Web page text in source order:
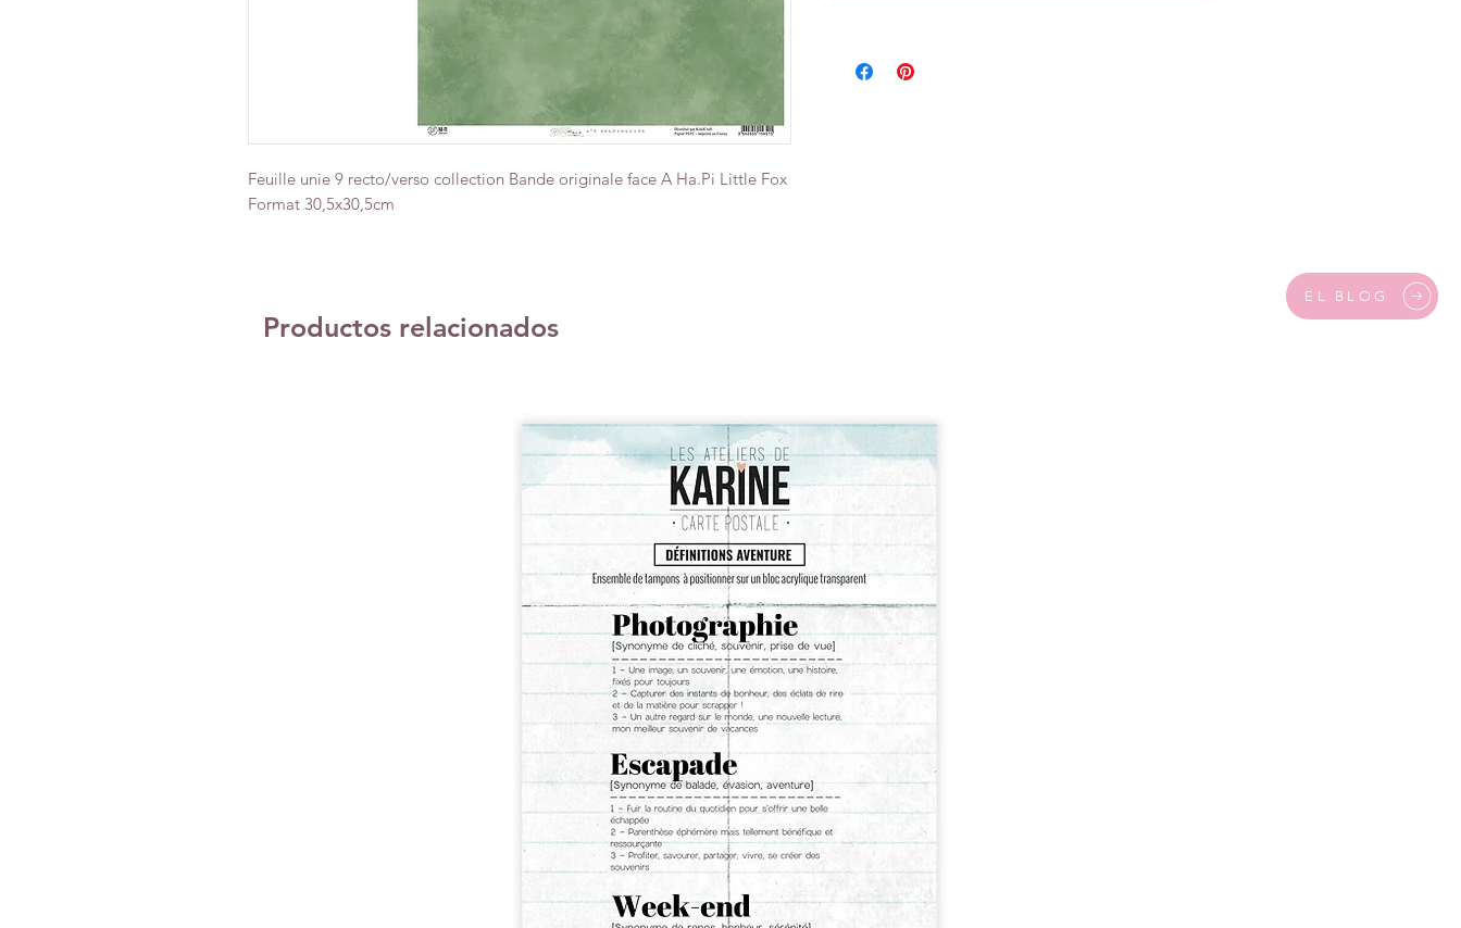
EL BLOG
Feuille unie 9 recto/verso collection Bande originale face A Ha.Pi Little Fox
Format 30,5x30,5cm
Productos relacionados